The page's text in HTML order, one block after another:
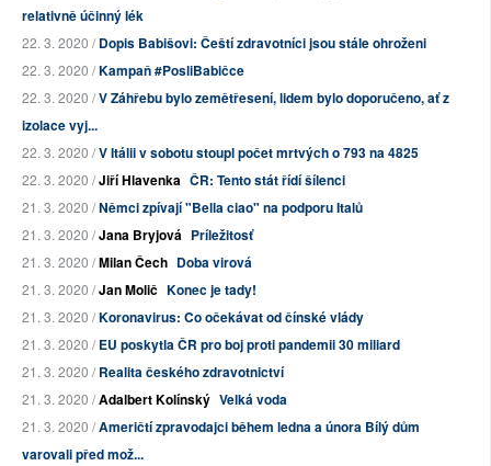
relativně účinný lék
22. 3. 2020 /Dopis Babišovi: Čeští zdravotníci jsou stále ohroženi
22. 3. 2020 /Kampaň #PosliBabičce
22. 3. 2020 /V Záhřebu bylo zemětřesení, lidem bylo doporučeno, ať z
izolace vyj...
22. 3. 2020 /V Itálii v sobotu stoupl počet mrtvých o 793 na 4825
22. 3. 2020 /Jiří Hlavenka ČR: Tento stát řídí šílenci
21. 3. 2020 /Němci zpívají "Bella ciao" na podporu Italů
21. 3. 2020 /Jana Bryjová Príležitosť
21. 3. 2020 /Milan Čech Doba virová
21. 3. 2020 /Jan Molič Konec je tady!
21. 3. 2020 /Koronavirus: Co očekávat od čínské vlády
21. 3. 2020 /EU poskytla ČR pro boj proti pandemii 30 miliard
21. 3. 2020 /Realita českého zdravotnictví
21. 3. 2020 /Adalbert Kolínský Velká voda
21. 3. 2020 /Američtí zpravodajci během ledna a února Bílý dům
varovali před mož...